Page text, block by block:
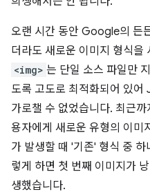
오랜 시간 동안 Google의 든
더라도 새로운 이미지 형식을
<img> 는 단일 소스 파일만
도록 고도로 최적화되어 있
가로챌 수 없었습니다. 최근
용자에게 새로운 유형의 이미
가 발생할 때 '기존' 형식 중 하
렇게 하면 첫 번째 이미지가
생했습니다.